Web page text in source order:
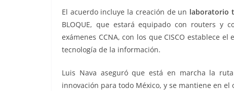
El acuerdo incluye la creación de un laboratorio
BLOQUE, que estará equipado con routers y
exámenes CCNA, con los que CISCO establece
tecnología de la información.
Luis Nava aseguró que está en marcha la
innovación para todo México, y se mantiene en